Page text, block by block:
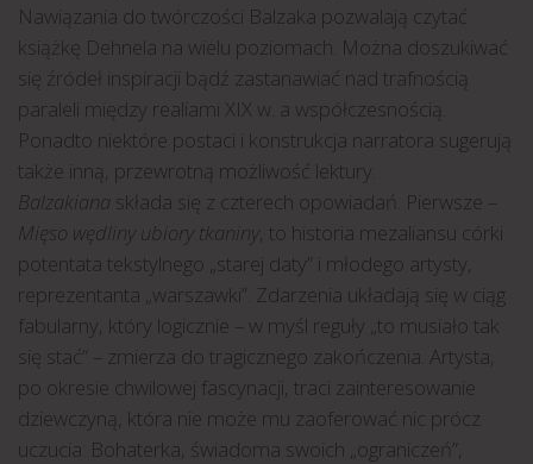
Nawiązania do twórczości Balzaka pozwalają czytać
książkę Dehnela na wielu poziomach. Można doszukiwać
się źródeł inspiracji bądź zastanawiać nad trafnością
paraleli między realiami XIX w. a współczesnością.
Ponadto niektóre postaci i konstrukcja narratora sugerują
także inną, przewrotną możliwość lektury.
Balzakiana składa się z czterech opowiadań. Pierwsze –
Mięso wędliny ubiory tkaniny , to historia mezaliansu córki
potentata tekstylnego „starej daty” i młodego artysty,
reprezentanta „warszawki”. Zdarzenia układają się w ciąg
fabularny, który logicznie – w myśl reguły „to musiało tak
się stać” – zmierza do tragicznego zakończenia. Artysta,
po okresie chwilowej fascynacji, traci zainteresowanie
dziewczyną, która nie może mu zaoferować nic prócz
uczucia. Bohaterka, świadoma swoich „ograniczeń”,